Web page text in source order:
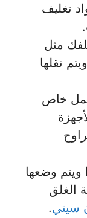
تغليف
مثل
نقلها
خاص
ويتم وضعها
الغلق
سيتي.